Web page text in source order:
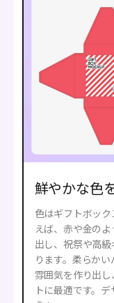
鮮やかな色
色はギフトボッ
えば、赤や金の
出し、祝祭や高
ります。柔らか
雰囲気を作り出
トに最適です。